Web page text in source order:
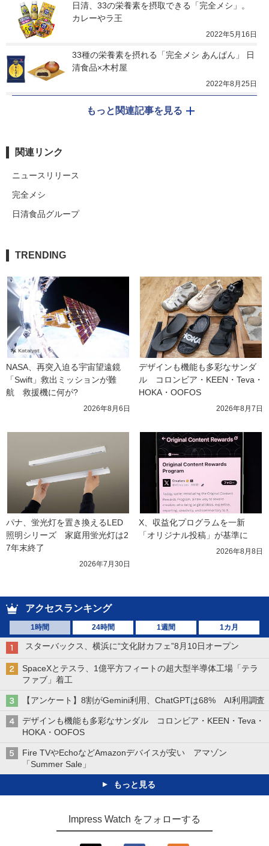
日清、33の栄養素を摂取できる「完全メシ」。
カレーやラ王
2022年5月16日
33種の栄養素を摂れる「完全メシ あんぱん」 日
清食品×木村屋
2022年8月25日
もっと関連記事を見る
関連リンク
ニュースリリース
完全メシ
日清食品グループ
TRENDING
NASA、再突入迫る宇宙望遠鏡
「Swift」救出ミッションが難
航　救援機に何が?
2026年8月6日
デザインも機能も多彩なサンダ
ル　コロンビア・KEEN・Teva・
HOKA・OOFOS
2026年8月7日
パナ、蛍光灯を置き換えるLED
照明シリーズ　家庭用蛍光灯は2
7年末終了
2026年7月30日
X、収益化プログラムを一新
「オリジナル投稿」が基準に
2026年8月8日
アクセスランキング
1時間 24時間 1週間 1カ月
スターバックス、横浜に“文化財カフェ”8月10日オープン
SpaceXとテスラ、1億平方フィートの超大型半導体工場「テラ
ファブ」着工
【アンケート】8割がGemini利用、ChatGPTは68% AI利用調査
デザインも機能も多彩なサンダル コロンビア・KEEN・Teva・
HOKA・OOFOS
Fire TVやEchoなどAmazonデバイスが安い アマゾン
「Summer Sale」
もっと見る
Impress Watch をフォローする